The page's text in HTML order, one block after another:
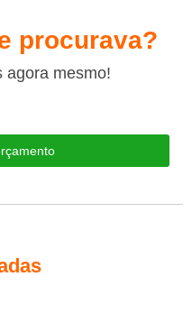
procurava?
agora mesmo!